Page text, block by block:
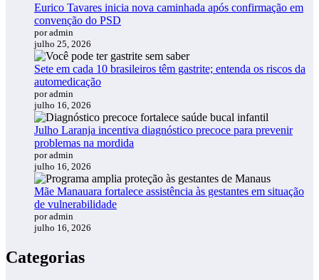
Eurico Tavares inicia nova caminhada após confirmação em
convenção do PSD
por admin
julho 25, 2026
Sete em cada 10 brasileiros têm gastrite; entenda os riscos da
automedicação
por admin
julho 16, 2026
Julho Laranja incentiva diagnóstico precoce para prevenir
problemas na mordida
por admin
julho 16, 2026
Mãe Manauara fortalece assistência às gestantes em situação
de vulnerabilidade
por admin
julho 16, 2026
Categorias